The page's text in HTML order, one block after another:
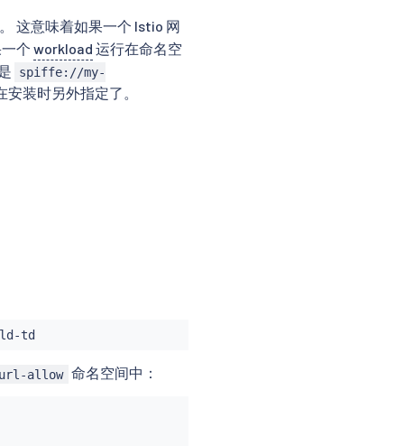
。 这意味着如果一个 Istio 网
个 workload 运行在命名空
spiffe://my-
安装时另外指定了。
allow 命名空间中：